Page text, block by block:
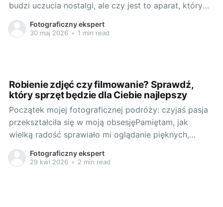
budzi uczucia nostalgi, ale czy jest to aparat, który
naprawdę spełni oczekiwania współczesnych
filmowców i blogerów? Moje pierwsze wrażenia były
Fotograficzny ekspert
30 maj 2026 • 1 min read
Robienie zdjęć czy filmowanie? Sprawdź,
który sprzęt będzie dla Ciebie najlepszy
Początek mojej fotograficznej podróży: czyjaś pasja
przekształciła się w moją obsesjęPamiętam, jak
wielką radość sprawiało mi oglądanie pięknych,
malowniczych zdjęć w magazynach podróżniczych.
Każde z nich było dla mnie niemal jak okno na świat,
Fotograficzny ekspert
29 kwi 2026 • 2 min read